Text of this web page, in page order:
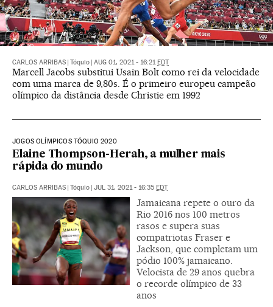
CARLOS ARRIBAS Tóquio AUG 01, 2021 - 16:21 EDT
Marcell Jacobs substitui Usain Bolt como rei da velocidade
com uma marca de 9,80s. É o primeiro europeu campeão
olímpico da distância desde Christie em 1992
JOGOS OLÍMPICOS TÓQUIO 2020
Elaine Thompson-Herah, a mulher mais
rápida do mundo
CARLOS ARRIBAS Tóquio JUL 31, 2021 - 16:35 EDT
Jamaicana repete o ouro da
Rio 2016 nos 100 metros
rasos e supera suas
compatriotas Fraser e
Jackson, que completam um
pódio 100% jamaicano.
Velocista de 29 anos quebra
o recorde olímpico de 33
anos